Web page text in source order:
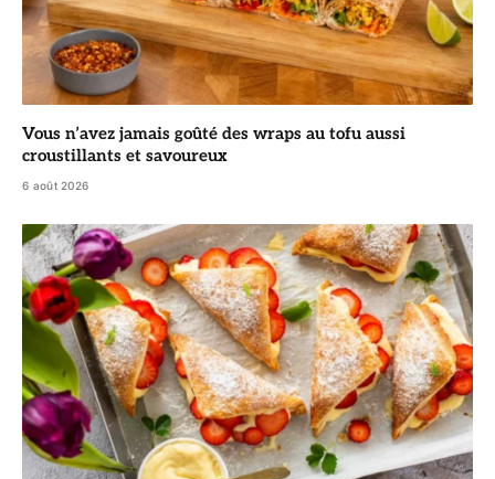
Vous n’avez jamais goûté des wraps au tofu aussi
croustillants et savoureux
6 août 2026